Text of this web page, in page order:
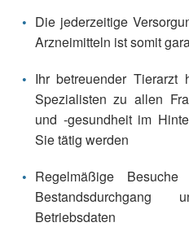
Die jederzeitige
Arzneimitteln ist somit
Ihr betreuender
Spezialisten zu allen
und -gesundheit im
Sie tätig werden
Regelmäßige
Betriebsdaten